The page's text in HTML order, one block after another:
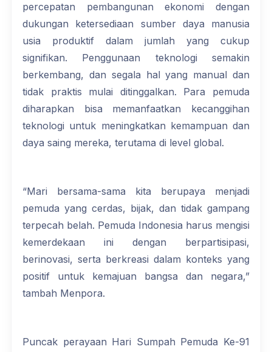
percepatan pembangunan ekonomi dengan
dukungan ketersediaan sumber daya manusia
usia produktif dalam jumlah yang cukup
signifikan. Penggunaan teknologi semakin
berkembang, dan segala hal yang manual dan
tidak praktis mulai ditinggalkan. Para pemuda
diharapkan bisa memanfaatkan kecanggihan
teknologi untuk meningkatkan kemampuan dan
daya saing mereka, terutama di level global.
“Mari bersama-sama kita berupaya menjadi
pemuda yang cerdas, bijak, dan tidak gampang
terpecah belah. Pemuda Indonesia harus mengisi
kemerdekaan ini dengan berpartisipasi,
berinovasi, serta berkreasi dalam konteks yang
positif untuk kemajuan bangsa dan negara,”
tambah Menpora.
Puncak perayaan Hari Sumpah Pemuda Ke-91